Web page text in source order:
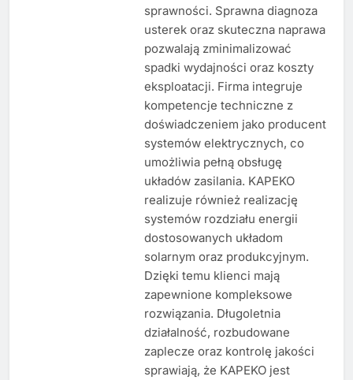
sprawności. Sprawna diagnoza
usterek oraz skuteczna naprawa
pozwalają zminimalizować
spadki wydajności oraz koszty
eksploatacji. Firma integruje
kompetencje techniczne z
doświadczeniem jako producent
systemów elektrycznych, co
umożliwia pełną obsługę
układów zasilania. KAPEKO
realizuje również realizację
systemów rozdziału energii
dostosowanych układom
solarnym oraz produkcyjnym.
Dzięki temu klienci mają
zapewnione kompleksowe
rozwiązania. Długoletnia
działalność, rozbudowane
zaplecze oraz kontrolę jakości
sprawiają, że KAPEKO jest